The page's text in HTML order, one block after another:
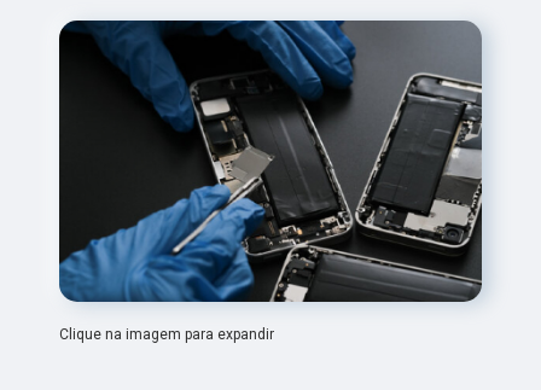
Clique na imagem para expandir